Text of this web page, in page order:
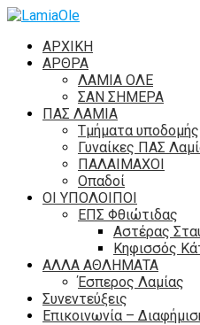
ΑΡΧΙΚΗ
ΑΡΘΡΑ
ΛΑΜΙΑ ΟΛΕ
ΣΑΝ ΣΗΜΕΡΑ
ΠΑΣ ΛΑΜΙΑ
Τμήματα υποδομής
Γυναίκες ΠΑΣ
ΠΑΛΑΙΜΑΧΟΙ
Οπαδοί
ΟΙ ΥΠΟΛΟΙΠΟΙ
ΕΠΣ Φθιώτιδας
Αστέρας
Κηφισσός
ΑΛΛΑ ΑΘΛΗΜΑΤΑ
Έσπερος Λαμίας
Συνεντεύξεις
Επικοινωνία –